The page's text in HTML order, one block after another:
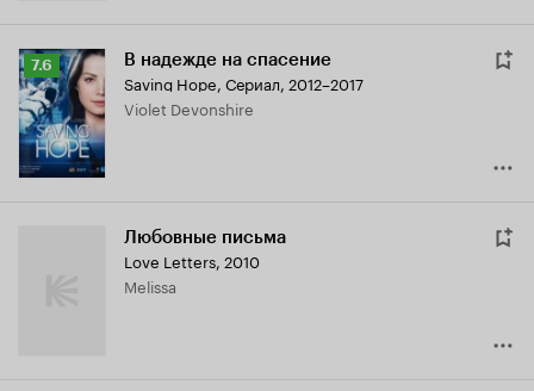
Рейтинг
Кинопоиска
7.6
7.6 В надежде на спасение
Saving Hope, Сериал, 2012–2017
Violet Devonshire
Любовные письма
Love Letters, 2010
Melissa